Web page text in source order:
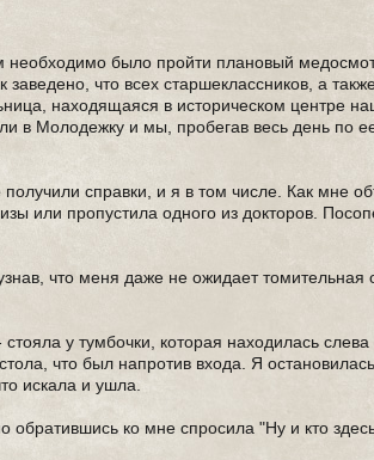
необходимо было пройти плановый
что всех старшеклассников, а также
находящаяся в историческом центре
в Молодежку и мы, пробегав весь день по
справки, и я в том числе. Как мне
или пропустила одного из докторов.
что меня даже не ожидает томительная
у тумбочки, которая находилась слева
что был напротив входа. Я
искала и ушла.
ко мне спросила "Ну и кто